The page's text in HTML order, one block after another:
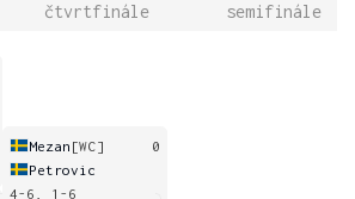
čtvrtfinále semifinále
Mezan [WC]
0
Petrovic
4-6, 1-6